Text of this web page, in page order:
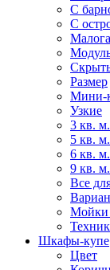
С
С
Размер
Мини-
Узкие
3 кв. м.
5 кв. м.
6 кв. м.
9 кв. м.
Все
Мойки
Шкафы-купе
Цвет